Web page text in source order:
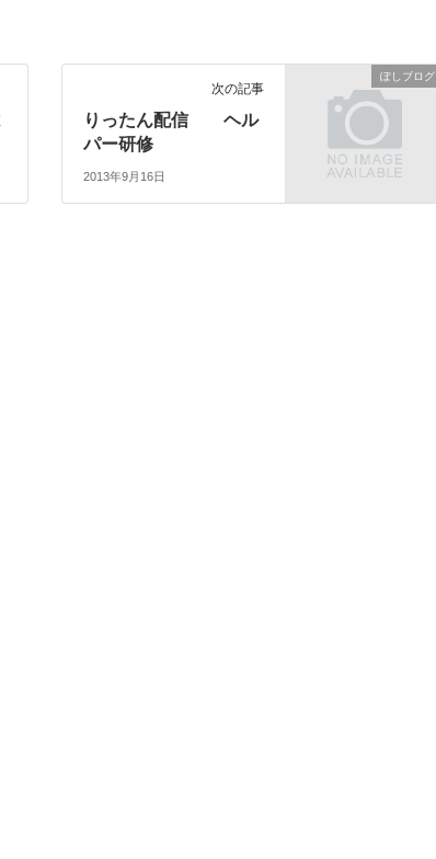
ぽしブログ
次の記事
りったん配信 ヘル
パー研修
2013年9月16日